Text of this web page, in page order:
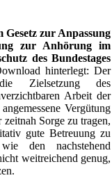
Gesetz zur Anpassung
zur Anhörung im
des Bundestages
hinterlegt: Der
Zielsetzung des
Arbeit der
Vergütung
Sorge zu tragen,
gute Betreuung zu
den nachstehend
weitreichend genug,